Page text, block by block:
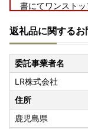
書にてワンスト
【ご寄附の前に
・寄附後のキャ
・返礼品到着後
す。
発送には万全を期
損・誤納品など
でに写真(画像)を
返礼品に関する
委託事業者名
LR株式会社
住所
鹿児島県